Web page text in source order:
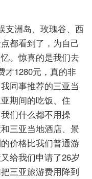
支洲岛、玫瑰谷、西
都看到了，为自己
。惊喜的是我们去
才1280元，真的非
同事推荐的三亚当
期间的吃饭、住
们什么都不用操
三亚当地酒店、景
价格比我们普通游
给我们申请了26岁
三亚旅游费用降到